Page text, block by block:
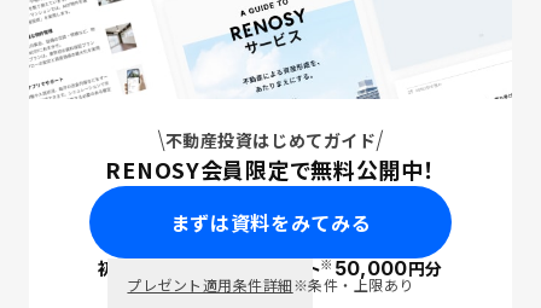
不動産投資はじめてガイド
RENOSY会員限定で無料公開中！
まずは資料をみてみる
初回面談で ポイント※50,000円分
プレゼント適用条件詳細※条件・上限あり